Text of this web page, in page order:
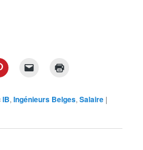
IB,Ingénieurs Belges,Salaire |